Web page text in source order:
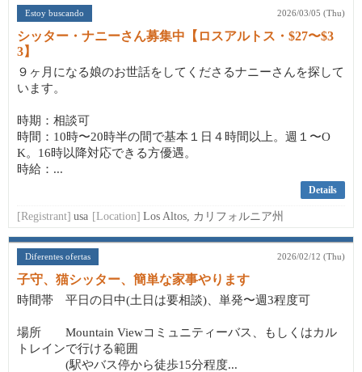
Estoy buscando 2026/03/05 (Thu)
シッター・ナニーさん募集中【ロスアルトス・$27〜$3
3】
９ヶ月になる娘のお世話をしてくださるナニーさんを探して
います。
時期：相談可
時間：10時〜20時半の間で基本１日４時間以上。週１〜O
K。16時以降対応できる方優遇。
時給：...
Details
[Registrant] usa [Location] Los Altos, カリフォルニア州
Diferentes ofertas 2026/02/12 (Thu)
子守、猫シッター、簡単な家事やります
時間帯 平日の日中(土日は要相談)、単発〜週3程度可
場所 Mountain Viewコミュニティーバス、もしくはカル
トレインで行ける範囲
(駅やバス停から徒歩15分程度...